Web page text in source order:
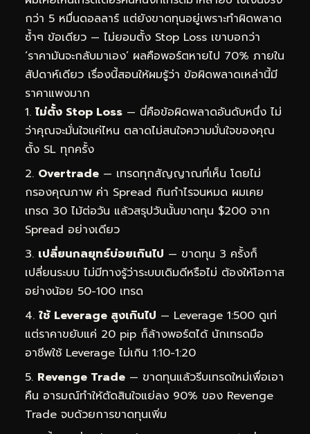
กว่า 5 หมื่นดอลลาร์ แต่ยังขาดทุนอยู่เพราะทำผิดพลาด
ซ้ำๆ ข้อเดียว — ไม่ยอมตั้ง Stop Loss เขาบอกว่า
‘ราคามันจะกลับมาเอง’ ผลคือพอร์ตหายไป 70% ภายใน
สัปดาห์เดียว เรื่องนี้สอนให้ผมรู้ว่า ข้อผิดพลาดเหล่านี้มี
ราคาแพงมาก
ไม่ตั้ง Stop Loss — นี่คือข้อผิดพลาดอันดับหนึ่ง ไม่
ว่าคุณจะมั่นใจแค่ไหน ตลาดไม่สนใจความมั่นใจของคุณ
ตั้ง SL ทุกครั้ง
Overtrade — เทรดทุกสัญญาณที่เห็น โดยไม่
กรองคุณภาพ ค่า Spread กินกำไรจนหมด ผมเคย
เทรด 30 ไม้ต่อวัน แล้วสรุปวันนั้นขาดทุน $200 จาก
Spread อย่างเดียว
เปลี่ยนกลยุทธ์บ่อยเกินไป — ขาดทุน 3 ครั้งก็
เปลี่ยนระบบ ไม่มีทางรู้ว่าระบบเดิมดีหรือไม่ ต้องให้โอกาส
อย่างน้อย 50-100 เทรด
ใช้ Leverage สูงเกินไป — Leverage 1:500 ดูเท่
แต่ราคาขยับแค่ 20 pip ก็ล้างพอร์ตได้ นักเทรดมือ
อาชีพใช้ Leverage ไม่เกิน 1:10-1:20
Revenge Trade — ขาดทุนแล้วรีบเทรดใหม่เพื่อเอา
คืน อารมณ์ทำให้ตัดสินใจแย่ลง 90% ของ Revenge
Trade จบด้วยการขาดทุนเพิ่ม